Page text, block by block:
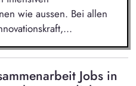
wie aussen. Bei allen
Jobs in